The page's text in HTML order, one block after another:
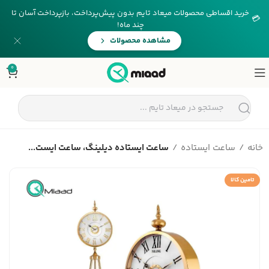
💳 خرید اقساطی محصولات میعاد تایم بدون پیش‌پرداخت، بازپرداخت آسان تا
چند ماه!
مشاهده محصولات
0
خانه ساعت ایستاده ساعت ایستاده دیلینگ، ساعت ایست...
تامین کالا